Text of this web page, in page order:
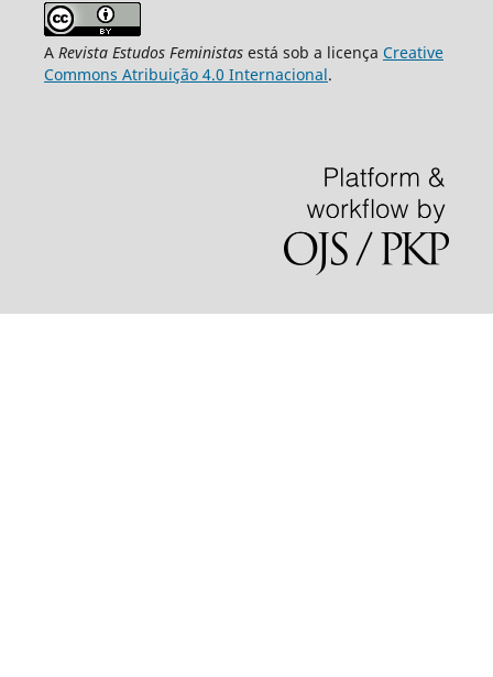
A Revista Estudos Feministasestá sob a licença Creative
Commons Atribuição 4.0 Internacional.